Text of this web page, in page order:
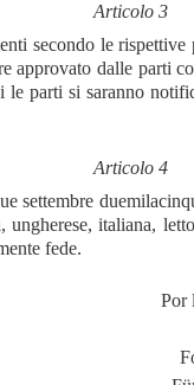
Articolo 3
secondo le
approvato dalle parti
parti si saranno
Articolo 4
settembre
ungherese, italiana,
fede.
Por